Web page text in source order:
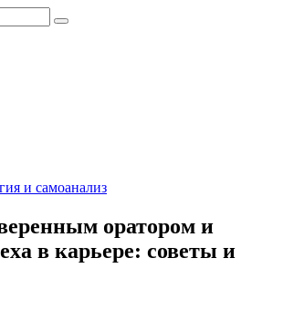
и самоанализ
оратором и
в карьере: советы и